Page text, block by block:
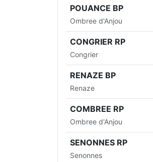
POUANCE BP
Ombree d'Anjou
CONGRIER RP
Congrier
RENAZE BP
Renaze
COMBREE RP
Ombree d'Anjou
SENONNES RP
Senonnes